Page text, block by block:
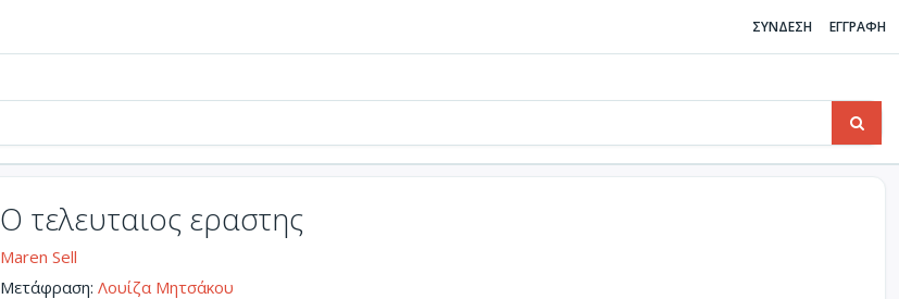
ΣΥΝΔΕΣΗ ΕΓΓΡΑΦΗ
Ο τελευταιος εραστης
Maren Sell
Μετάφραση: Λουίζα Μητσάκου